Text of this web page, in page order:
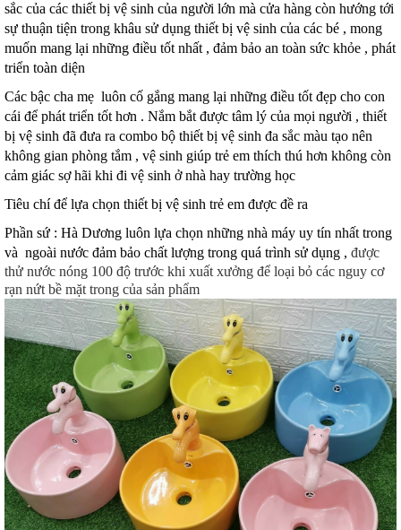
sắc của các thiết bị vệ sinh của người lớn mà cửa hàng còn hướng tới
sự thuận tiện trong khâu sử dụng thiết bị vệ sinh của các bé , mong
muốn mang lại những điều tốt nhất , đảm bảo an toàn sức khỏe , phát
triển toàn diện
Các bậc cha mẹ luôn cố gắng mang lại những điều tốt đẹp cho con
cái để phát triển tốt hơn . Nắm bắt được tâm lý của mọi người , thiết
bị vệ sinh đã đưa ra combo bộ thiết bị vệ sinh đa sắc màu tạo nên
không gian phòng tắm , vệ sinh giúp trẻ em thích thú hơn không còn
cảm giác sợ hãi khi đi vệ sinh ở nhà hay trường học
Tiêu chí để lựa chọn thiết bị vệ sinh trẻ em được đề ra
Phần sứ : Hà Dương luôn lựa chọn những nhà máy uy tín nhất trong
và ngoài nước đảm bảo chất lượng trong quá trình sử dụng , được
thử nước nóng 100 độ trước khi xuất xưởng để loại bỏ các nguy cơ
rạn nứt bề mặt trong của sản phẩm